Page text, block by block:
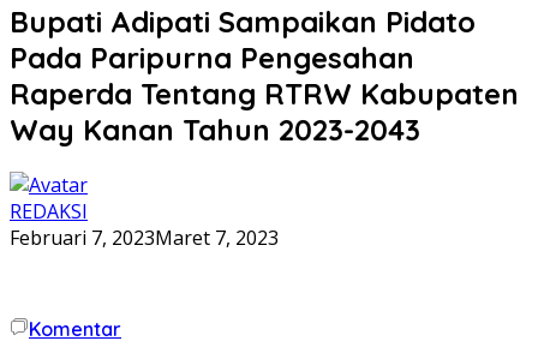
Bupati Adipati Sampaikan Pidato
Pada Paripurna Pengesahan
Raperda Tentang RTRW Kabupaten
Way Kanan Tahun 2023-2043
REDAKSI
Februari 7, 2023Maret 7, 2023
Komentar